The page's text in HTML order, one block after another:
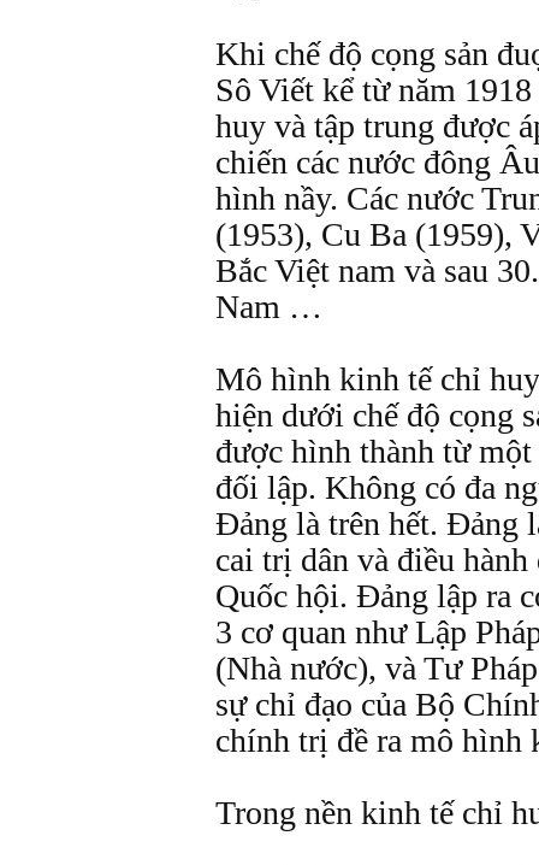
Khi chế độ cọng sản
Sô Viết kể từ năm
huy và tập trung được
chiến các nước đông
hình nầy. Các nước
(1953), Cu Ba (1959),
Bắc Việt nam và sau
Nam …
Mô hình kinh tế chỉ
hiện dưới chế độ cọng
được hình thành từ
đối lập. Không có đa
Đảng là trên hết. Đảng
cai trị dân và điều
Quốc hội. Đảng lập ra
3 cơ quan như Lập
(Nhà nước), và Tư
sự chỉ đạo của Bộ
chính trị đề ra mô hình
Trong nền kinh tế chỉ